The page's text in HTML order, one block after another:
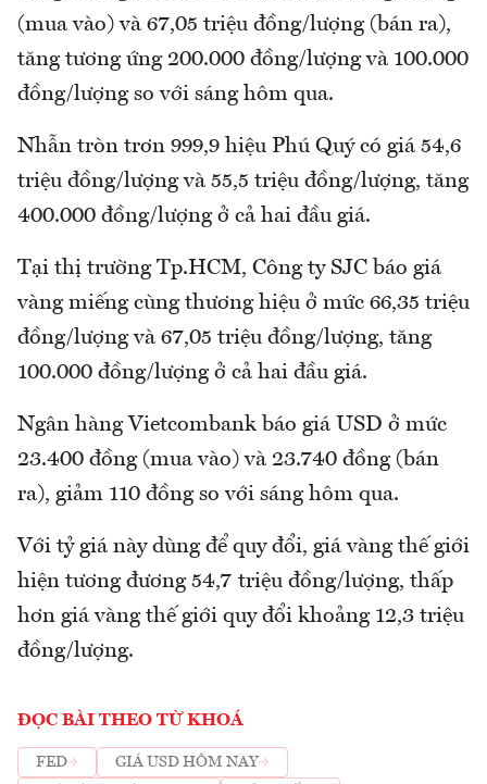
(mua vào) và 67,05 triệu đồng/lượng (bán ra),
tăng tương ứng 200.000 đồng/lượng và 100.000
đồng/lượng so với sáng hôm qua.
Nhẫn tròn trơn 999,9 hiệu Phú Quý có giá 54,6
triệu đồng/lượng và 55,5 triệu đồng/lượng, tăng
400.000 đồng/lượng ở cả hai đầu giá.
Tại thị trường Tp.HCM, Công ty SJC báo giá
vàng miếng cùng thương hiệu ở mức 66,35 triệu
đồng/lượng và 67,05 triệu đồng/lượng, tăng
100.000 đồng/lượng ở cả hai đầu giá.
Ngân hàng Vietcombank báo giá USD ở mức
23.400 đồng (mua vào) và 23.740 đồng (bán
ra), giảm 110 đồng so với sáng hôm qua.
Với tỷ giá này dùng để quy đổi, giá vàng thế giới
hiện tương đương 54,7 triệu đồng/lượng, thấp
hơn giá vàng thế giới quy đổi khoảng 12,3 triệu
đồng/lượng.
ĐỌC BÀI THEO TỪ KHOÁ
FED
GIÁ USD HÔM NAY